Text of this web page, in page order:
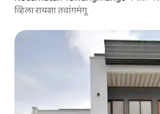
व्हिला रायशा तवांगमंगू